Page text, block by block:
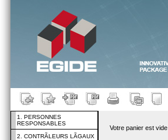
1. PERSONNES
RESPONSABLES
2. CONTRÃLEURS LÃGAUX
Votre panier est vide